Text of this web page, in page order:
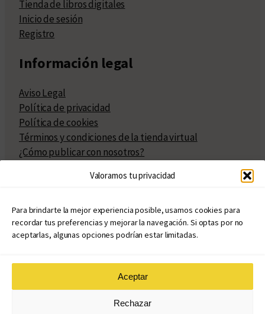
Valoramos tu privacidad
Para brindarte la mejor experiencia posible, usamos cookies para
recordar tus preferencias y mejorar la navegación. Si optas por no
aceptarlas, algunas opciones podrían estar limitadas.
Aceptar
Rechazar
Tienda de libros digitales
Inicio de sesión
Registro
Información legal
Aviso Legal
Política de privacidad
Política de cookies
Términos y condiciones de la tienda virtual
¿Cómo publicar con nosotros?
Políticas de publicación
Políticas de coedición
Atribuciones